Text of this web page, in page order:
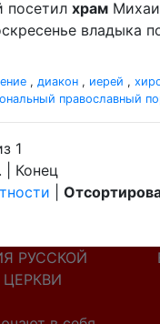
посетил храм
владыка
, диакон , иерей ,
православный
1
| Конец
РУССКОЙ